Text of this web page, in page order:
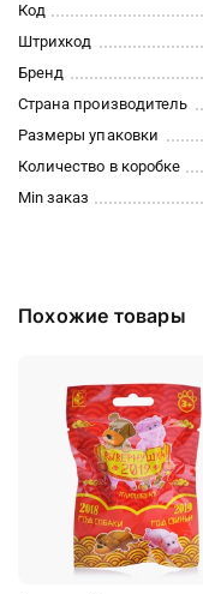
Код
Штрихкод
Бренд
Страна производитель
Размеры упаковки
Количество в коробке
Min заказ
Похожие товары